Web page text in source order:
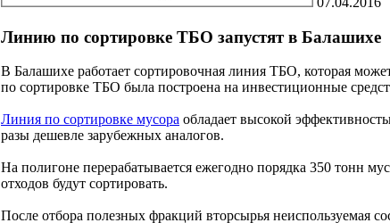
Линию по сортировке ТБО запустят в Балашихе
В Балашихе работает сортировочная линия ТБО, которая
по сортировке ТБО была построена на инвестиционные
Линия по сортировке мусора обладает высокой
разы дешевле зарубежных аналогов.
На полигоне перерабатывается ежегодно порядка 350 тонн
отходов будут сортировать.
После отбора полезных фракций вторсырья неиспользуемая